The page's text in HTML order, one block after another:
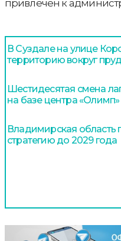
привлечен к
В Суздале на улице
территорию вокруг
Шестидесятая смена
на базе центра «Олимп»
Владимирская
стратегию до 2029 года